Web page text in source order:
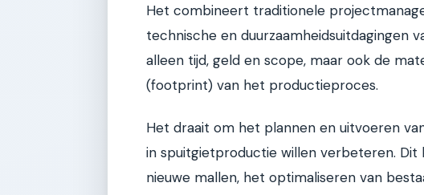
Het combineert traditionele
technische en duurzaamheidsuitdagingen
alleen tijd, geld en scope, maar ook de
(footprint) van het productieproces.
Het draait om het plannen en uitvoeren
in spuitgietproductie willen verbeteren. Dit
nieuwe mallen, het optimaliseren van